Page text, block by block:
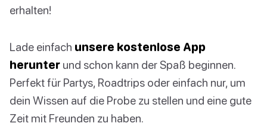
erhalten!
Lade einfach unsere kostenlose App
herunter und schon kann der Spaß beginnen.
Perfekt für Partys, Roadtrips oder einfach nur, um
dein Wissen auf die Probe zu stellen und eine gute
Zeit mit Freunden zu haben.